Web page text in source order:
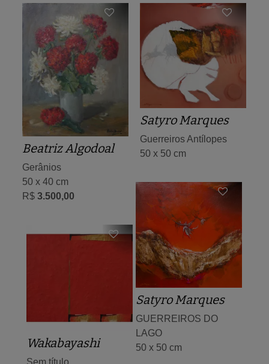
Beatriz Algodoal
Gerânios
50 x 40 cm
R$ 3.500,00
Satyro Marques
Guerreiros Antílopes
50 x 50 cm
Satyro Marques
GUERREIROS DO
LAGO
50 x 50 cm
Wakabayashi
Sem título